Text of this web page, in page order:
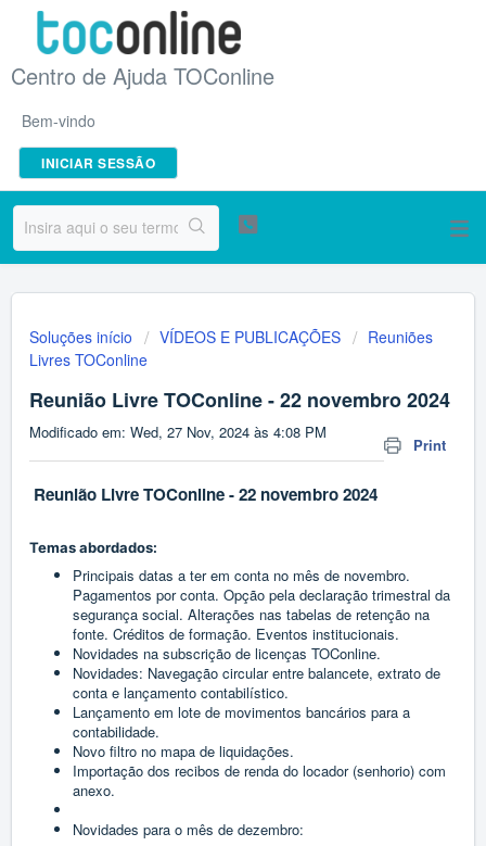
Centro de Ajuda TOConline
Bem-vindo
INICIAR SESSÃO
Soluções início VÍDEOS E PUBLICAÇÕES
Reuniões
Livres TOConline
Reunião Livre TOConline - 22 novembro 2024
Print
Modificado em: Wed, 27 Nov, 2024 às 4:08 PM
Reunião Livre TOConline - 22 novembro 2024
Temas abordados:
Principais datas a ter em conta no mês de novembro.
Pagamentos por conta. Opção pela declaração trimestral da
segurança social. Alterações nas tabelas de retenção na
fonte. Créditos de formação. Eventos institucionais.
Novidades na subscrição de licenças TOConline.
Novidades: Navegação circular entre balancete, extrato de
conta e lançamento contabilístico.
Lançamento em lote de movimentos bancários para a
contabilidade.
Novo filtro no mapa de liquidações.
Importação dos recibos de renda do locador (senhorio) com
anexo.
Novidades para o mês de dezembro: